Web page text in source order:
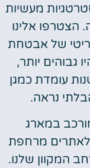
מעשיות
הצטרפו אלינו
של אבטחת
גבוהים יותר,
עומדת כמגן
נראה.
במארג
לאתרים מרחפת
המקוון שלנו.